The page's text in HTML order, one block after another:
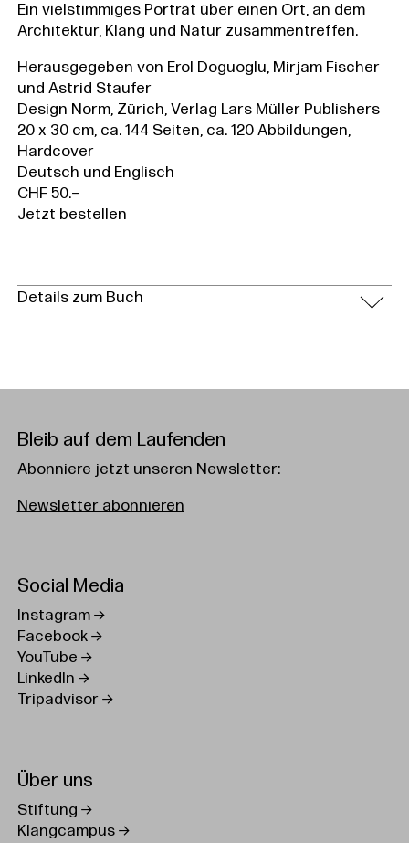
Ein vielstimmiges Porträt über einen Ort, an dem
Architektur, Klang und Natur zusammentreffen.
Herausgegeben von Erol Doguoglu, Mirjam Fischer
und Astrid Staufer
Design Norm, Zürich, Verlag Lars Müller Publishers
20 x 30 cm, ca. 144 Seiten, ca. 120 Abbildungen,
Hardcover
Deutsch und Englisch
CHF 50.–
Jetzt bestellen
Details zum Buch
Bleib auf dem Laufenden
Abonniere jetzt unseren Newsletter:
Newsletter abonnieren
Social Media
Instagram
Facebook
YouTube
LinkedIn
Tripadvisor
Über uns
Stiftung
Klangcampus